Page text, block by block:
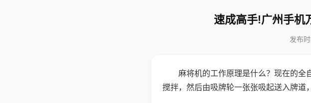
速成高手!广州手机
发布
麻将机的工作原理是什么？现在的全
搅拌，然后由吸牌轮一张张吸起送入牌道